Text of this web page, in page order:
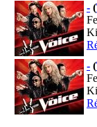
- (
- (